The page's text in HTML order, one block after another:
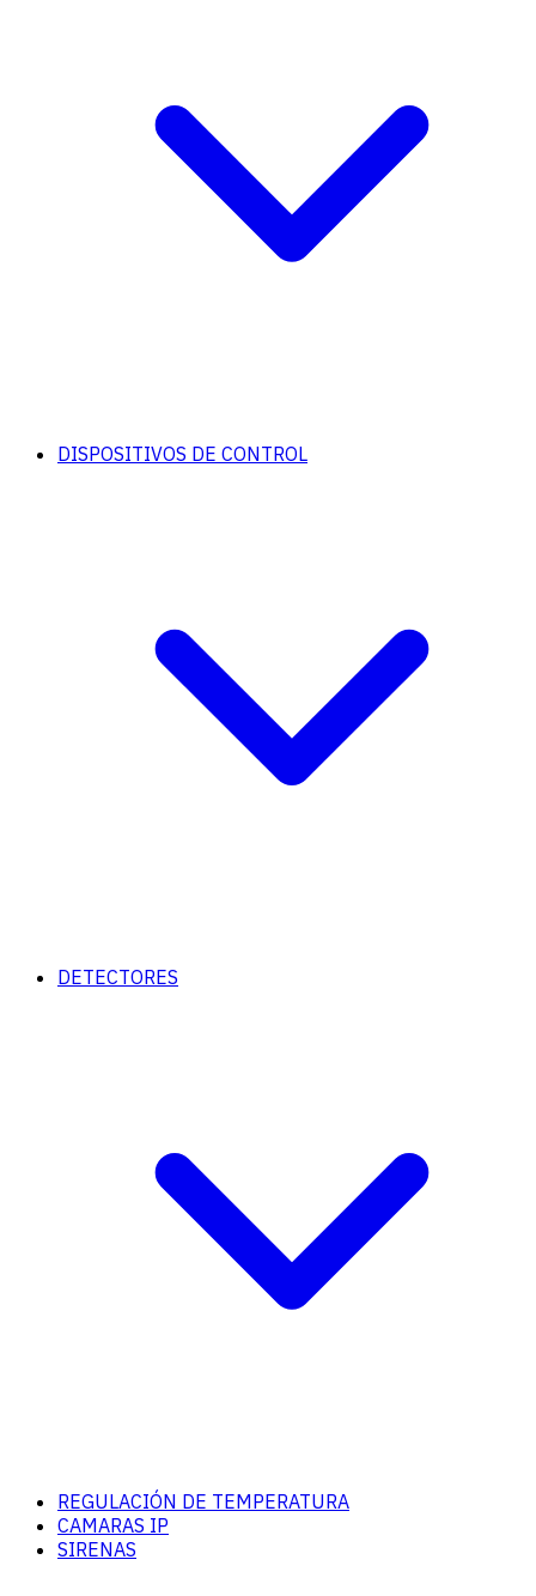
DISPOSITIVOS DE CONTROL
DETECTORES
REGULACIÓN DE TEMPERATURA
CAMARAS IP
SIRENAS